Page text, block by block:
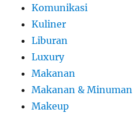
Komunikasi
Kuliner
Liburan
Luxury
Makanan
Makanan & Minuman
Makeup